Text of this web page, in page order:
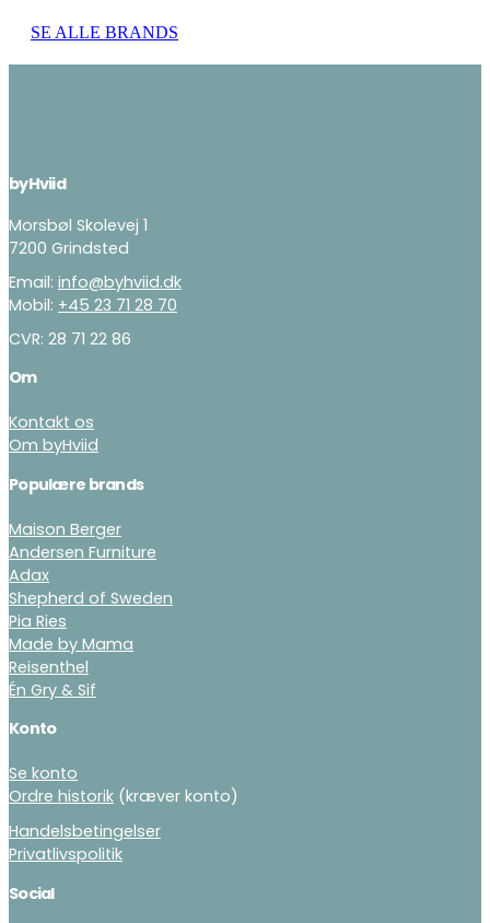
SE ALLE BRANDS
byHviid
Morsbøl Skolevej 1
7200 Grindsted
Email: info@byhviid.dk
Mobil: +45 23 71 28 70
CVR: 28 71 22 86
Om
Kontakt os
Om byHviid
Populære brands
Maison Berger
Andersen Furniture
Adax
Shepherd of Sweden
Pia Ries
Made by Mama
Reisenthel
Én Gry & Sif
Konto
Se konto
Ordre historik (kræver konto)
Handelsbetingelser
Privatlivspolitik
Social